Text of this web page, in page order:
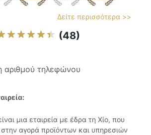
Δείτε περισσότερα >>
(48)
αριθμού τηλεφώνου
μια εταιρεία με έδρα τη Χίο, που
στην αγορά προϊόντων και υπηρεσιών